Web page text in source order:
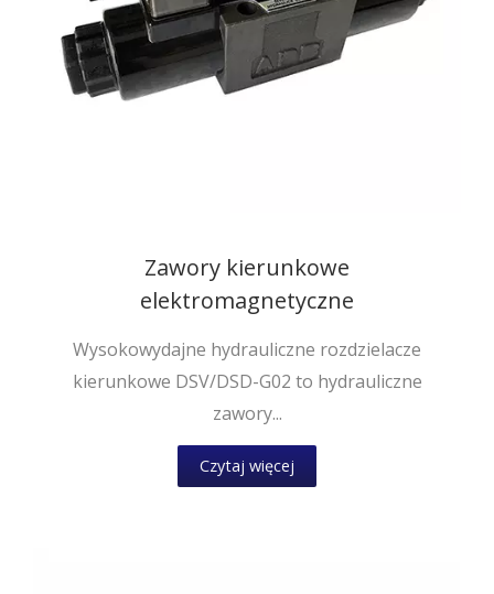
Zawory kierunkowe
elektromagnetyczne
Wysokowydajne hydrauliczne rozdzielacze
kierunkowe DSV/DSD-G02 to hydrauliczne
zawory...
Czytaj więcej